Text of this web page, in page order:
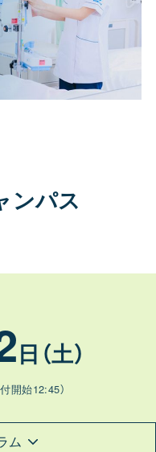
ンパス
日（土）
付開始12:45）
ム